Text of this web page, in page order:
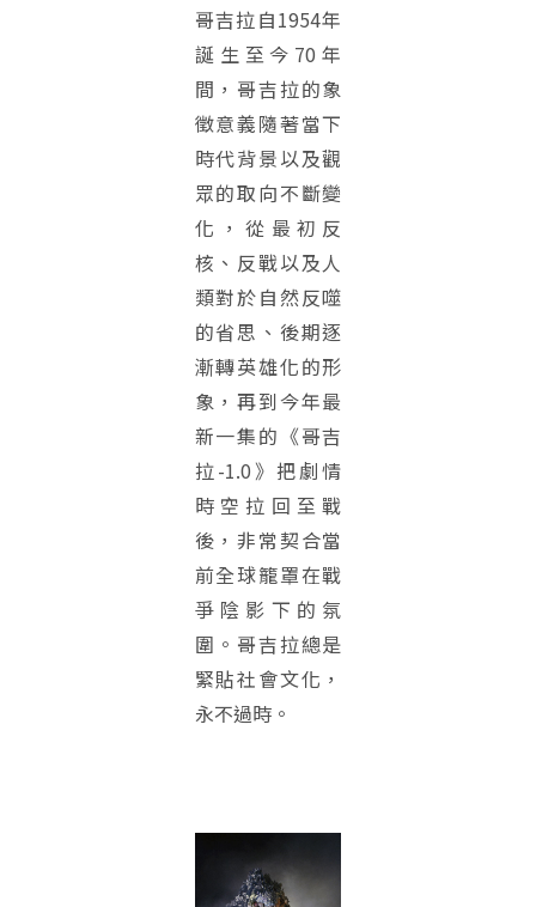
哥吉拉自1954年
誕生至今70年
間，哥吉拉的象
徵意義隨著當下
時代背景以及觀
眾的取向不斷變
化，從最初反
核、反戰以及人
類對於自然反噬
的省思、後期逐
漸轉英雄化的形
象，再到今年最
新一集的《哥吉
拉-1.0》把劇情
時空拉回至戰
後，非常契合當
前全球籠罩在戰
爭陰影下的氛
圍。哥吉拉總是
緊貼社會文化，
永不過時。